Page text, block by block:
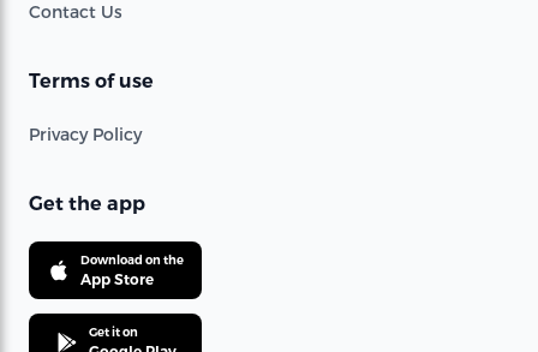
Contact Us
Terms of use
Privacy Policy
Get the app
Download on the
App Store
Get it on